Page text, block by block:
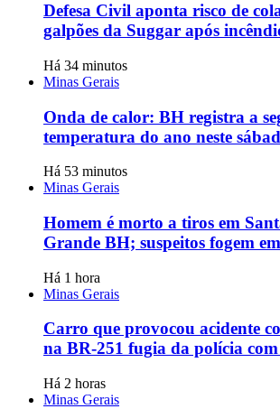
Defesa Civil aponta risco de
galpões da Suggar após
Há 34 minutos
Minas Gerais
Onda de calor: BH registra a
temperatura do ano neste
Há 53 minutos
Minas Gerais
Homem é morto a tiros em
Grande BH; suspeitos fogem
Há 1 hora
Minas Gerais
Carro que provocou acidente
na BR-251 fugia da polícia
Há 2 horas
Minas Gerais